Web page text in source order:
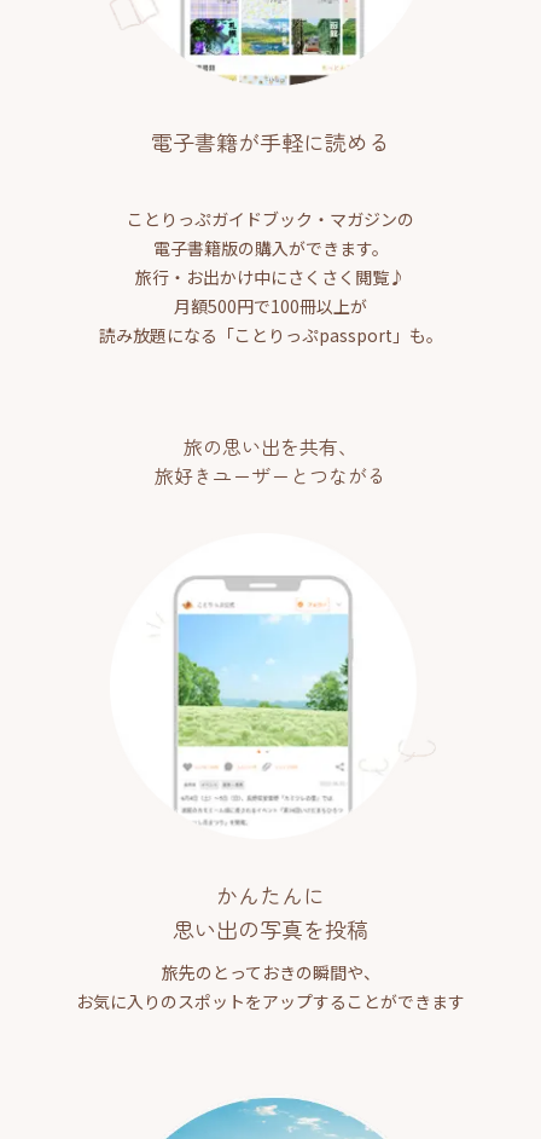
電子書籍が手軽に読める
ことりっぷガイドブック・マガジンの
電子書籍版の購入ができます。
旅行・お出かけ中にさくさく閲覧♪
月額500円で100冊以上が
読み放題になる「ことりっぷpassport」も。
旅の思い出を共有、
旅好きユーザーとつながる
かんたんに
思い出の写真を投稿
旅先のとっておきの瞬間や、
お気に入りのスポットをアップすることができます